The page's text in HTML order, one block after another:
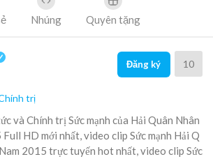
Nhúng Quyên tặng
Đăng ký 10
trị
và Chính trị Sức mạnh của Hải Quân Nhân
HD mới nhất, video clip Sức mạnh Hải Q
2015 trực tuyến hot nhất, video clip Sức